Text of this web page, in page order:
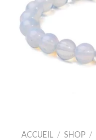
ACCUEIL / SHOP /